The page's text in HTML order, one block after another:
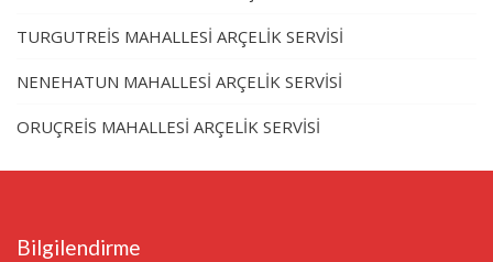
TURGUTREİS MAHALLESİ ARÇELİK SERVİSİ
NENEHATUN MAHALLESİ ARÇELİK SERVİSİ
ORUÇREİS MAHALLESİ ARÇELİK SERVİSİ
Bilgilendirme